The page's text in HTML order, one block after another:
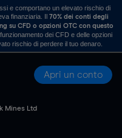
e comportano un elevato rischio di
finanziaria. Il70% dei conti degli
su CFD o opzioni OTC con questo
dei CFD e delle opzioni
rischio di perdere il tuo denaro.
Apri un conto
Mines Ltd